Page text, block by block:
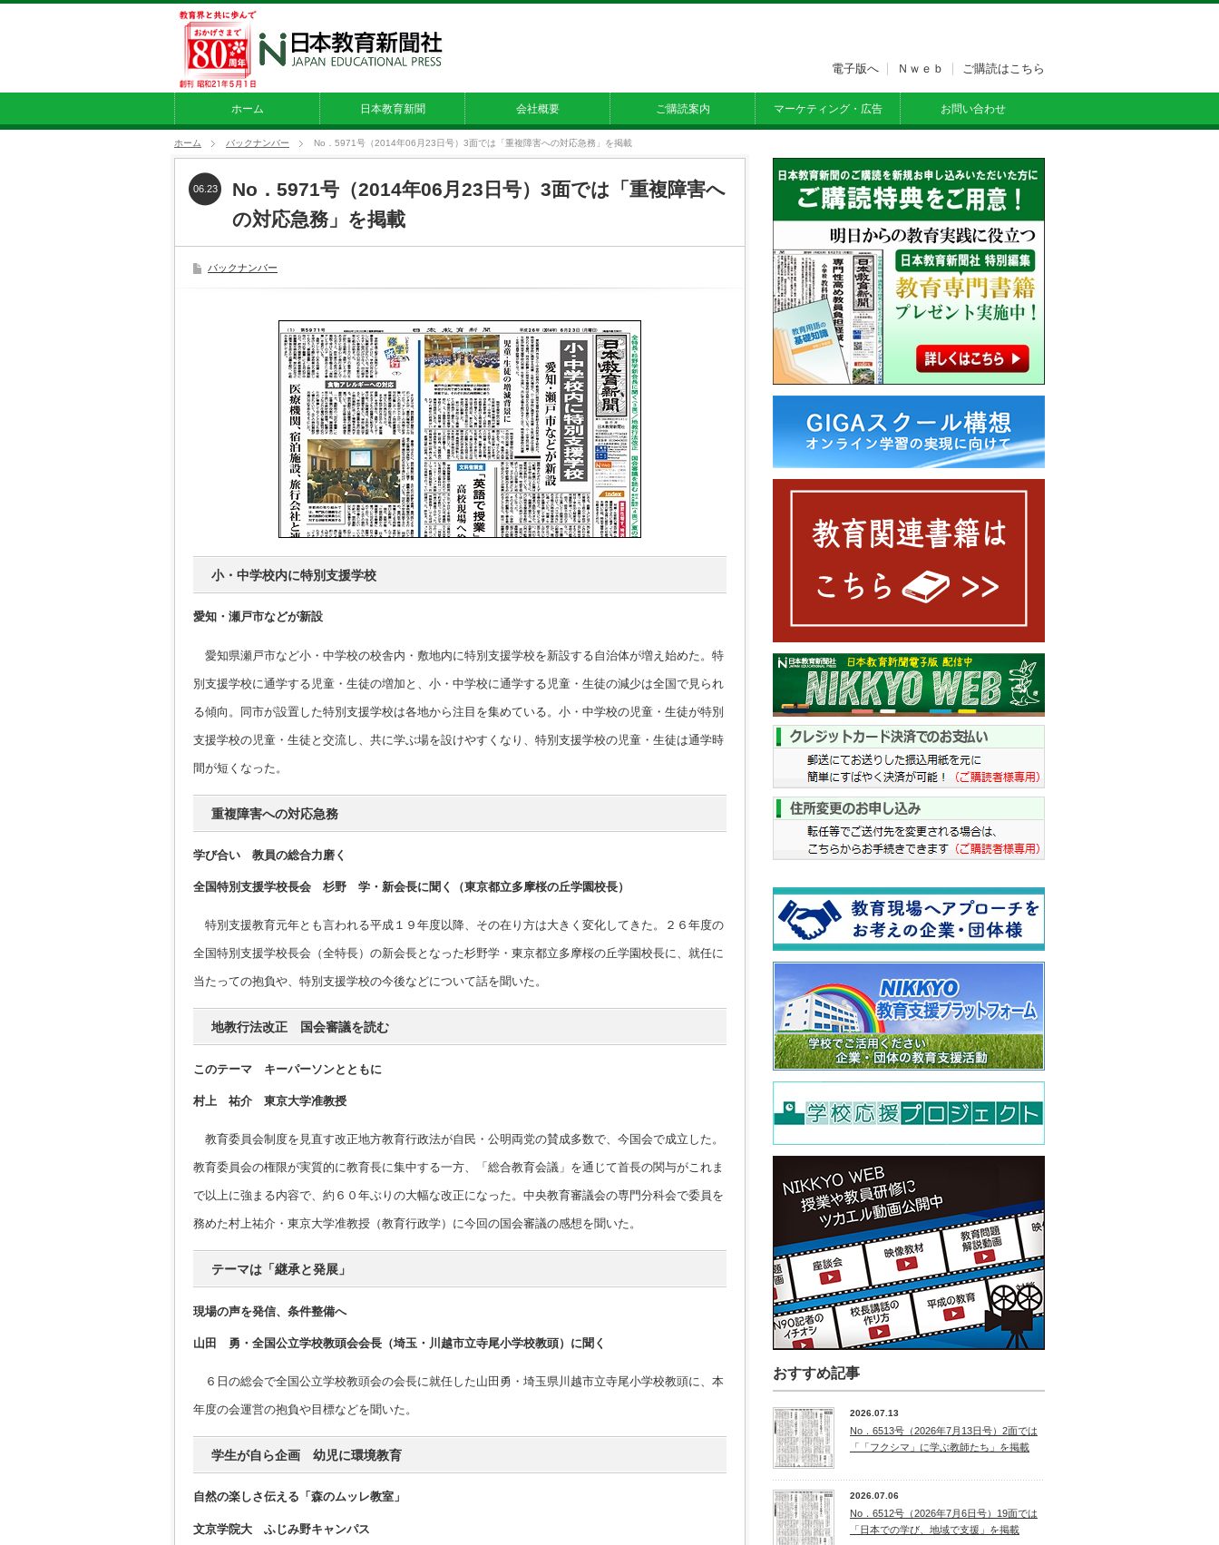
ホーム 日本教育新聞 会社概要 ご購読案内 マーケティング・広告 お問い合わせ
電子版へ Ｎｗｅｂ ご購読はこちら
ホーム バックナンバー No．5971号（2014年06月23日号）3面では「重複障害への対応急務」を掲載
No．5971号（2014年06月23日号）3面では「重複障害へ
の対応急務」を掲載
06.23
バックナンバー
小・中学校内に特別支援学校
愛知・瀬戸市などが新設
愛知県瀬戸市など小・中学校の校舎内・敷地内に特別支援学校を新設する自治体が増え始めた。特
別支援学校に通学する児童・生徒の増加と、小・中学校に通学する児童・生徒の減少は全国で見られ
る傾向。同市が設置した特別支援学校は各地から注目を集めている。小・中学校の児童・生徒が特別
支援学校の児童・生徒と交流し、共に学ぶ場を設けやすくなり、特別支援学校の児童・生徒は通学時
間が短くなった。
重複障害への対応急務
学び合い 教員の総合力磨く
全国特別支援学校長会 杉野 学・新会長に聞く（東京都立多摩桜の丘学園校長）
特別支援教育元年とも言われる平成１９年度以降、その在り方は大きく変化してきた。２６年度の
全国特別支援学校長会（全特長）の新会長となった杉野学・東京都立多摩桜の丘学園校長に、就任に
当たっての抱負や、特別支援学校の今後などについて話を聞いた。
地教行法改正 国会審議を読む
このテーマ キーパーソンとともに
村上 祐介 東京大学准教授
教育委員会制度を見直す改正地方教育行政法が自民・公明両党の賛成多数で、今国会で成立した。
教育委員会の権限が実質的に教育長に集中する一方、「総合教育会議」を通じて首長の関与がこれま
で以上に強まる内容で、約６０年ぶりの大幅な改正になった。中央教育審議会の専門分科会で委員を
務めた村上祐介・東京大学准教授（教育行政学）に今回の国会審議の感想を聞いた。
テーマは「継承と発展」
現場の声を発信、条件整備へ
山田 勇・全国公立学校教頭会会長（埼玉・川越市立寺尾小学校教頭）に聞く
６日の総会で全国公立学校教頭会の会長に就任した山田勇・埼玉県川越市立寺尾小学校教頭に、本
年度の会運営の抱負や目標などを聞いた。
学生が自ら企画 幼児に環境教育
自然の楽しさ伝える「森のムッレ教室」
文京学院大 ふじみ野キャンパス
おすすめ記事
2026.07.13
No．6513号（2026年7月13日号）2面では
「「フクシマ」に学ぶ教師たち」を掲載
2026.07.06
No．6512号（2026年7月6日号）19面では
「日本での学び、地域で支援」を掲載